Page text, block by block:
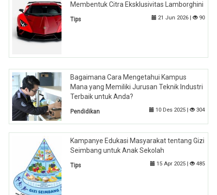
Membentuk Citra Eksklusivitas Lamborghini
Tips 21 Jun 2026 | 90
Bagaimana Cara Mengetahui Kampus
Mana yang Memiliki Jurusan Teknik Industri
Terbaik untuk Anda?
Pendidikan 10 Des 2025 | 304
Kampanye Edukasi Masyarakat tentang Gizi
Seimbang untuk Anak Sekolah
Tips 15 Apr 2025 | 485